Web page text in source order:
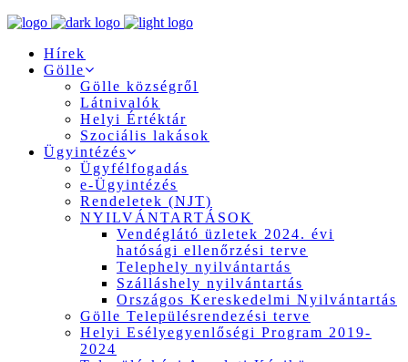
Hírek
Gölle
Gölle községről
Látnivalók
Helyi Értéktár
Szociális lakások
Ügyintézés
Ügyfélfogadás
e-Ügyintézés
Rendeletek (NJT)
NYILVÁNTARTÁSOK
Vendéglátó üzletek 2024. évi
hatósági ellenőrzési terve
Telephely nyilvántartás
Szálláshely nyilvántartás
Országos Kereskedelmi Nyilvántartás
Gölle Településrendezési terve
Helyi Esélyegyenlőségi Program 2019-
2024